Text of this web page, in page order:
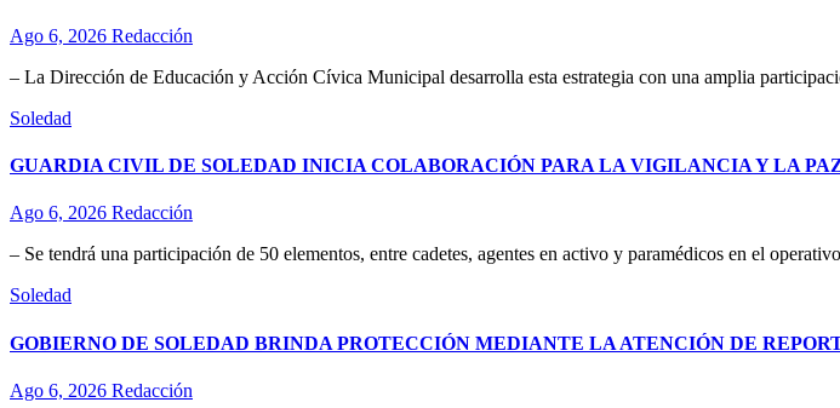
Ago 6, 2026 Redacción
– La Dirección de Educación y Acción Cívica Municipal desarrolla esta estrategia con una amplia
Soledad
GUARDIA CIVIL DE SOLEDAD INICIA COLABORACIÓN PARA LA VIGILANCIA Y LA
Ago 6, 2026 Redacción
– Se tendrá una participación de 50 elementos, entre cadetes, agentes en activo y paramédicos en el
Soledad
GOBIERNO DE SOLEDAD BRINDA PROTECCIÓN MEDIANTE LA ATENCIÓN DE
Ago 6, 2026 Redacción